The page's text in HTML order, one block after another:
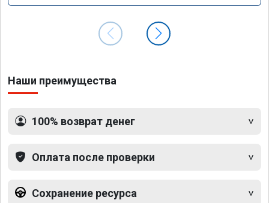
Наши преимущества
100% возврат денег
Оплата после проверки
Сохранение ресурса